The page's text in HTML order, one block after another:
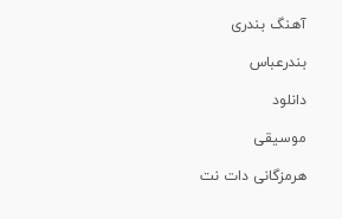
آهنگ بندری
بندرعباس
دانلود
موسیقی
هرمزگانی دات نت